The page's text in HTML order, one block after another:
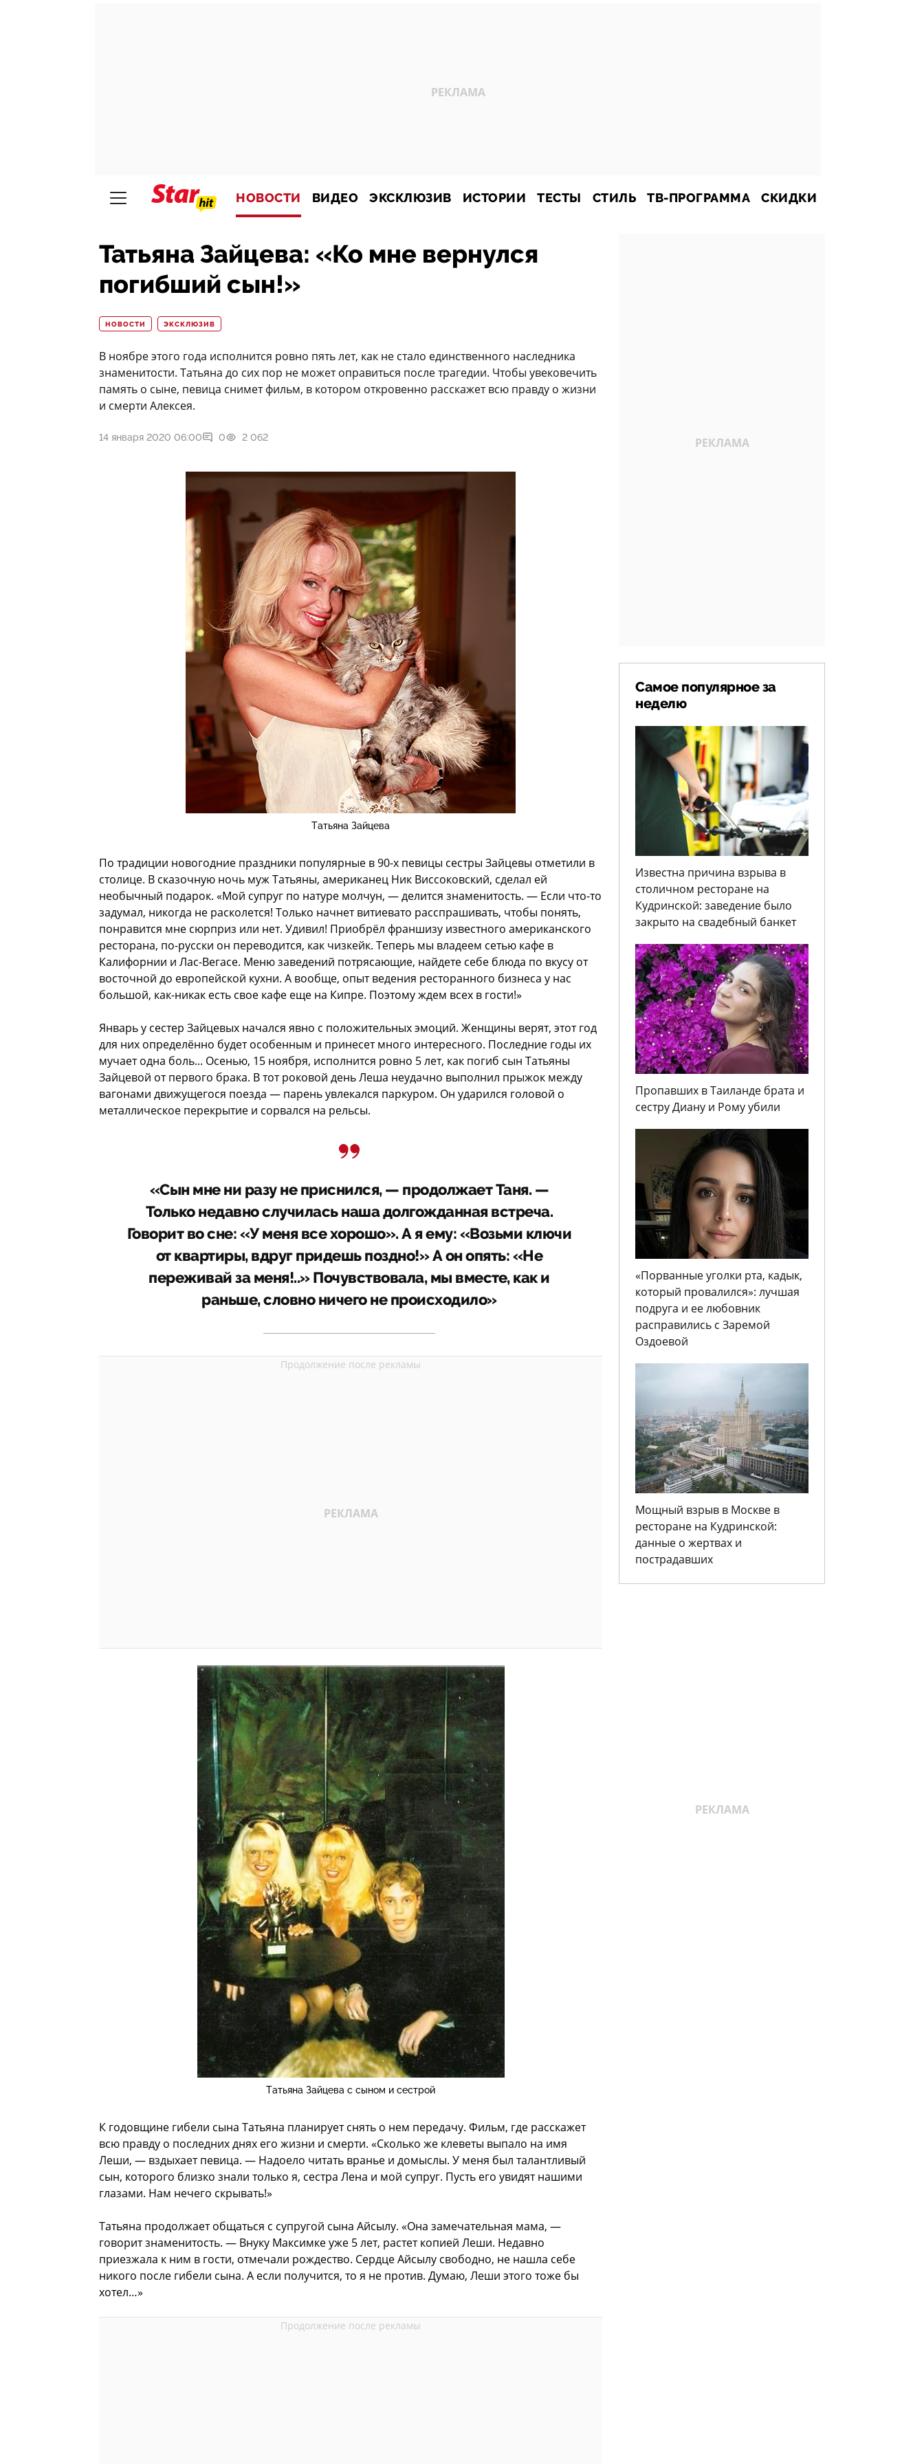
НОВОСТИ ВИДЕО ЭКСКЛЮЗИВ ИСТОРИИ ТЕСТЫ СТИЛЬ ТВ-ПРОГРАММА СКИДКИ
Татьяна Зайцева: «Ко мне вернулся
погибший сын!»
НОВОСТИ ЭКСКЛЮЗИВ
В ноябре этого года исполнится ровно пять лет, как не стало единственного наследника
знаменитости. Татьяна до сих пор не может оправиться после трагедии. Чтобы увековечить
память о сыне, певица снимет фильм, в котором откровенно расскажет всю правду о жизни
и смерти Алексея.
14 января 2020 06:00 0 2 062
Татьяна Зайцева
По традиции новогодние праздники популярные в 90-х певицы сестры Зайцевы отметили в
столице. В сказочную ночь муж Татьяны, американец Ник Виссоковский, сделал ей
необычный подарок. «Мой супруг по натуре молчун, — делится знаменитость. — Если что-то
задумал, никогда не расколется! Только начнет витиевато расспрашивать, чтобы понять,
понравится мне сюрприз или нет. Удивил! Приобрёл франшизу известного американского
ресторана, по-русски он переводится, как чизкейк. Теперь мы владеем сетью кафе в
Калифорнии и Лас-Вегасе. Меню заведений потрясающие, найдете себе блюда по вкусу от
восточной до европейской кухни. А вообще, опыт ведения ресторанного бизнеса у нас
большой, как-никак есть свое кафе еще на Кипре. Поэтому ждем всех в гости!»
Январь у сестер Зайцевых начался явно с положительных эмоций. Женщины верят, этот год
для них определённо будет особенным и принесет много интересного. Последние годы их
мучает одна боль... Осенью, 15 ноября, исполнится ровно 5 лет, как погиб сын Татьяны
Зайцевой от первого брака. В тот роковой день Леша неудачно выполнил прыжок между
вагонами движущегося поезда — парень увлекался паркуром. Он ударился головой о
металлическое перекрытие и сорвался на рельсы.
«Сын мне ни разу не приснился, — продолжает Таня. —
Только недавно случилась наша долгожданная встреча.
Говорит во сне: «У меня все хорошо». А я ему: «Возьми ключи
от квартиры, вдруг придешь поздно!» А он опять: «Не
переживай за меня!..» Почувствовала, мы вместе, как и
раньше, словно ничего не происходило»
Татьяна Зайцева c сыном и сестрой
К годовщине гибели сына Татьяна планирует снять о нем передачу. Фильм, где расскажет
всю правду о последних днях его жизни и смерти. «Сколько же клеветы выпало на имя
Леши, — вздыхает певица. — Надоело читать вранье и домыслы. У меня был талантливый
сын, которого близко знали только я, сестра Лена и мой супруг. Пусть его увидят нашими
глазами. Нам нечего скрывать!»
Татьяна продолжает общаться с супругой сына Айсылу. «Она замечательная мама, —
говорит знаменитость. — Внуку Максимке уже 5 лет, растет копией Леши. Недавно
приезжала к ним в гости, отмечали рождество. Сердце Айсылу свободно, не нашла себе
никого после гибели сына. А если получится, то я не против. Думаю, Леши этого тоже бы
хотел…»
Самое популярное за
неделю
Известна причина взрыва в
столичном ресторане на
Кудринской: заведение было
закрыто на свадебный банкет
Пропавших в Таиланде брата и
сестру Диану и Рому убили
«Порванные уголки рта, кадык,
который провалился»: лучшая
подруга и ее любовник
расправились с Заремой
Оздоевой
Мощный взрыв в Москве в
ресторане на Кудринской:
данные о жертвах и
пострадавших